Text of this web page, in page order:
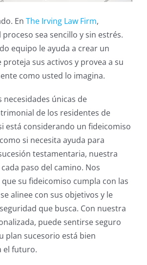
En The Irving Law Firm,
sea sencillo y sin estrés.
equipo le ayuda a crear un
sus activos y provea a su
como usted lo imagina.
necesidades únicas de
de los residentes de
está considerando un fideicomiso
si necesita ayuda para
testamentaria, nuestra
paso del camino. Nos
su fideicomiso cumpla con las
alinee con sus objetivos y le
que busca. Con nuestra
puede sentirse seguro
plan sucesorio está bien
el futuro.